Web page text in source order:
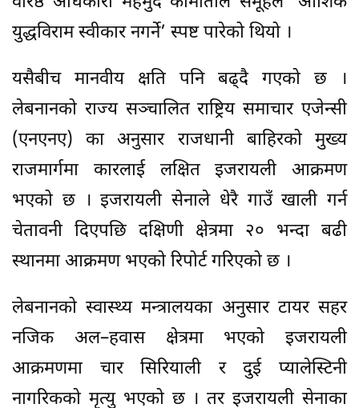
युद्धविराम स्वीकार नगर्ने’ स्पष्ट पारेको थियो ।
यसैबीच मानवीय क्षति पनि बढ्दै गएको छ ।
लेबनानको राज्य सञ्चालित राष्ट्रिय समाचार एजेन्सी
(एनएनए) का अनुसार राजधानी बाहिरको मुख्य
राजमार्गमा कारलाई लक्षित इजरायली आक्रमण
भएको छ । इजरायली सेनाले धेरै गाउँ खाली गर्न
चेतावनी दिएपछि दक्षिणी क्षेत्रमा २० भन्दा बढी
स्थानमा आक्रमण भएको रिपोर्ट गरिएको छ ।
लेबनानको स्वास्थ्य मन्त्रालयका अनुसार टायर सहर
नजिक अल–हवास क्षेत्रमा भएको इजरायली
आक्रमणमा चार सिरियाली र दुई प्यालेस्टिनी
नागरिकको मृत्यु भएको छ । तर इजरायली सेनाका